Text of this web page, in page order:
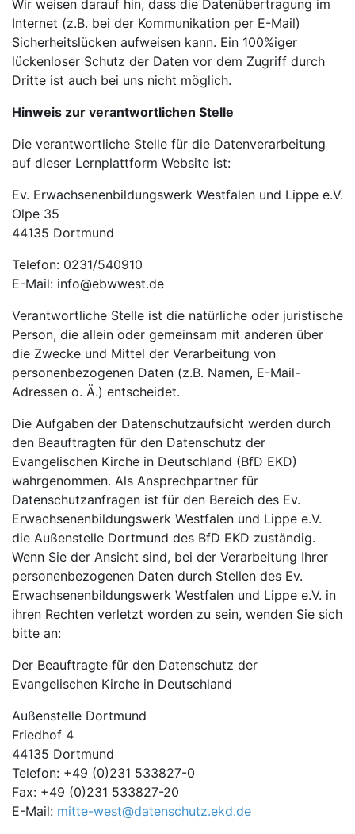
Wir weisen darauf hin, dass die Datenübertragung im
Internet (z.B. bei der Kommunikation per E-Mail)
Sicherheitslücken aufweisen kann. Ein 100%iger
lückenloser Schutz der Daten vor dem Zugriff durch
Dritte ist auch bei uns nicht möglich.
Hinweis zur verantwortlichen Stelle
Die verantwortliche Stelle für die Datenverarbeitung
auf dieser Lernplattform Website ist:
Ev. Erwachsenenbildungswerk Westfalen und Lippe e.V.
Olpe 35
44135 Dortmund
Telefon: 0231/540910
E-Mail: info@ebwwest.de
Verantwortliche Stelle ist die natürliche oder juristische
Person, die allein oder gemeinsam mit anderen über
die Zwecke und Mittel der Verarbeitung von
personenbezogenen Daten (z.B. Namen, E-Mail-
Adressen o. Ä.) entscheidet.
Die Aufgaben der Datenschutzaufsicht werden durch
den Beauftragten für den Datenschutz der
Evangelischen Kirche in Deutschland (BfD EKD)
wahrgenommen. Als Ansprechpartner für
Datenschutzanfragen ist für den Bereich des Ev.
Erwachsenenbildungswerk Westfalen und Lippe e.V.
die Außenstelle Dortmund des BfD EKD zuständig.
Wenn Sie der Ansicht sind, bei der Verarbeitung Ihrer
personenbezogenen Daten durch Stellen des Ev.
Erwachsenenbildungswerk Westfalen und Lippe e.V. in
ihren Rechten verletzt worden zu sein, wenden Sie sich
bitte an:
Der Beauftragte für den Datenschutz der
Evangelischen Kirche in Deutschland
Außenstelle Dortmund
Friedhof 4
44135 Dortmund
Telefon: +49 (0)231 533827-0
Fax: +49 (0)231 533827-20
E-Mail: mitte-west@datenschutz.ekd.de